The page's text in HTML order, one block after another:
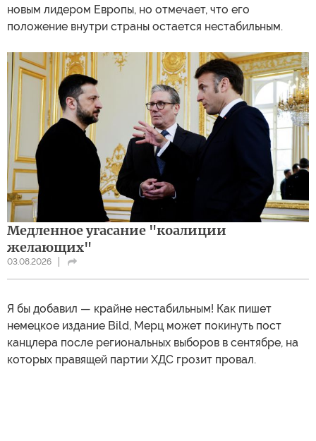
новым лидером Европы, но отмечает, что его
положение внутри страны остается нестабильным.
Медленное угасание "коалиции
желающих"
03.08.2026
Я бы добавил — крайне нестабильным! Как пишет
немецкое издание Bild, Мерц может покинуть пост
канцлера после региональных выборов в сентябре, на
которых правящей партии ХДС грозит провал.